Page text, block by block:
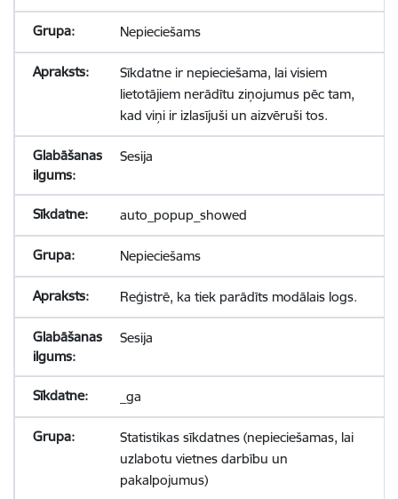
Nepieciešams
Sīkdatne ir nepieciešama, lai visiem
lietotājiem nerādītu ziņojumus pēc tam,
kad viņi ir izlasījuši un aizvēruši tos.
Sesija
auto_popup_showed
Nepieciešams
Reģistrē, ka tiek parādīts modālais logs.
Sesija
_ga
Statistikas sīkdatnes (nepieciešamas, lai
uzlabotu vietnes darbību un
pakalpojumus)